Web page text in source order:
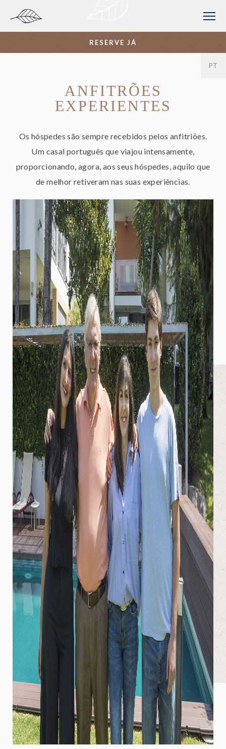
RESERVE JÁ
EN
FR
DE
PT
ES
ANFITRÕES
EXPERIENTES
Os hóspedes são sempre recebidos pelos anfitriões.
Um casal português que viajou intensamente,
proporcionando, agora, aos seus hóspedes, aquilo que
de melhor retiveram nas suas experiências.